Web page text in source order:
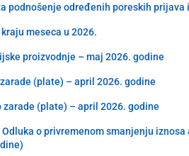
podnošenje određenih poreskih prijava
meseca u 2026.
proizvodnje – maj 2026. godine
(plate) – april 2026. godine
zarade (plate) – april 2026. godine
Odluka o privremenom smanjenju